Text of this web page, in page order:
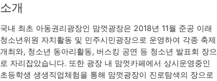
소개
국내 최초 아동권리광장인 맘껏광장은 2018년 11월 준공 이래
청소년위원 자치활동 및 민주시민광장으로 운영하여 각종 축제
개최와, 청소년 동아리활동, 버스킹 공연 등 청소년 발표회 장으
로 자리잡았습니다. 또한 광장 내 맘껏카페에서 상시운영중인
초등학생 생생직업체험을 통해 맘껏광장이 진로탐색의 장으로